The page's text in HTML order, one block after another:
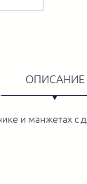
ОПИСАНИЕ
и манжетах